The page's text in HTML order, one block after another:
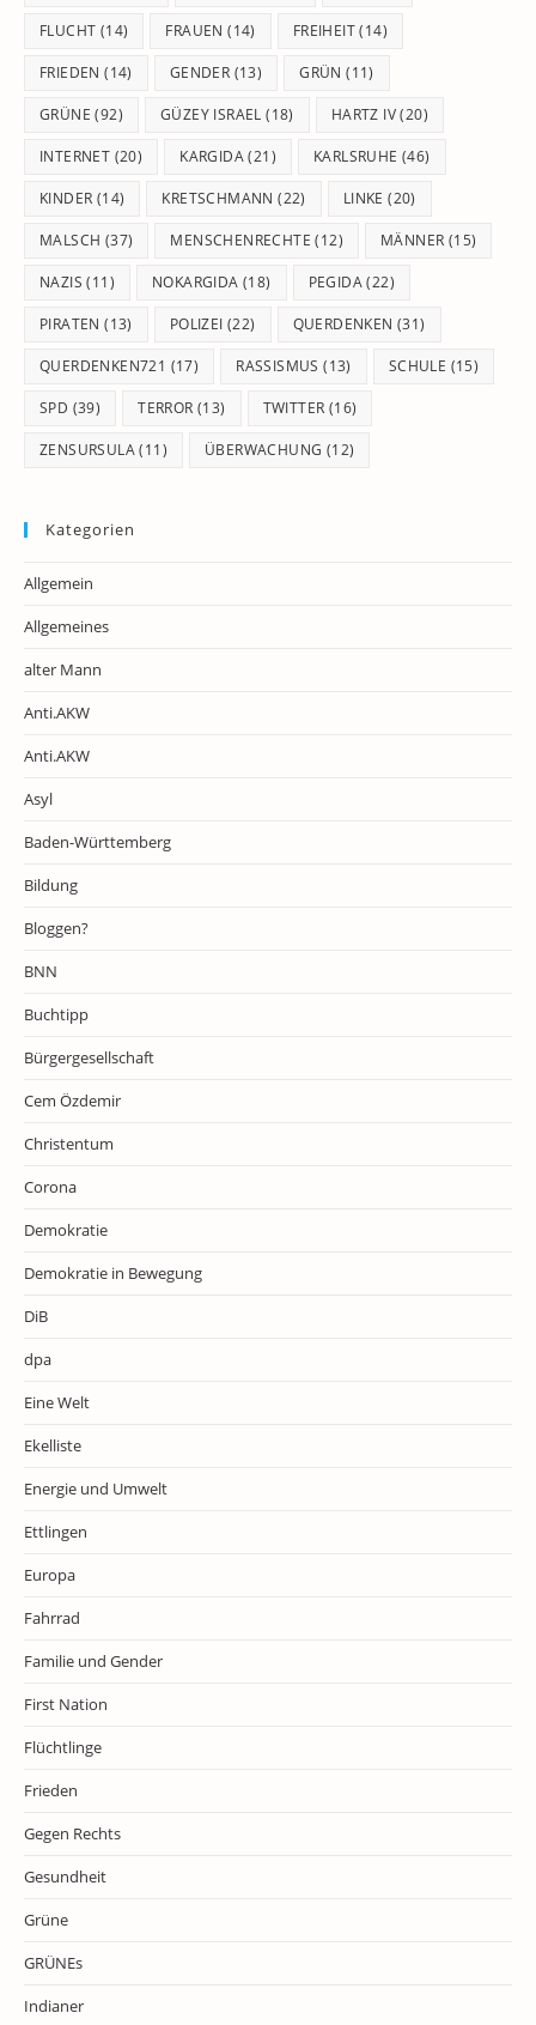
FLUCHT (14) FRAUEN (14) FREIHEIT(14)
FRIEDEN (14) GENDER (13) GRÜN (11)
GRÜNE (92) GÜZEY ISRAEL (18) HARTZ IV(20)
INTERNET (20) KARGIDA(21) KARLSRUHE (46)
KINDER (14) KRETSCHMANN (22) LINKE (20)
MALSCH (37) MENSCHENRECHTE (12) MÄNNER (15)
NAZIS (11) NOKARGIDA (18) PEGIDA(22)
PIRATEN (13) POLIZEI (22) QUERDENKEN (31)
QUERDENKEN721 (17) RASSISMUS (13) SCHULE (15)
SPD (39) TERROR (13) TWITTER (16)
ZENSURSULA(11) ÜBERWACHUNG (12)
Kategorien
Allgemein
Allgemeines
alter Mann
Anti.AKW
Anti.AKW
Asyl
Baden-Württemberg
Bildung
Bloggen?
BNN
Buchtipp
Bürgergesellschaft
Cem Özdemir
Christentum
Corona
Demokratie
Demokratie in Bewegung
DiB
dpa
Eine Welt
Ekelliste
Energie und Umwelt
Ettlingen
Europa
Fahrrad
Familie und Gender
First Nation
Flüchtlinge
Frieden
Gegen Rechts
Gesundheit
Grüne
GRÜNEs
Indianer